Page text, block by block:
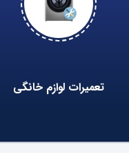
خدمات ویژه